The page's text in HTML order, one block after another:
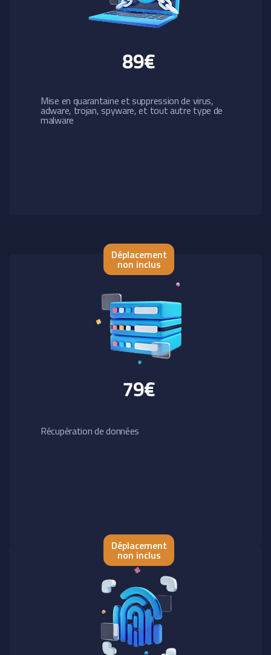
89€
Mise en quarantaine et suppression de virus,
adware, trojan, spyware, et tout autre type de
malware
Déplacement
non inclus
79€
Récupération de données
Déplacement
non inclus